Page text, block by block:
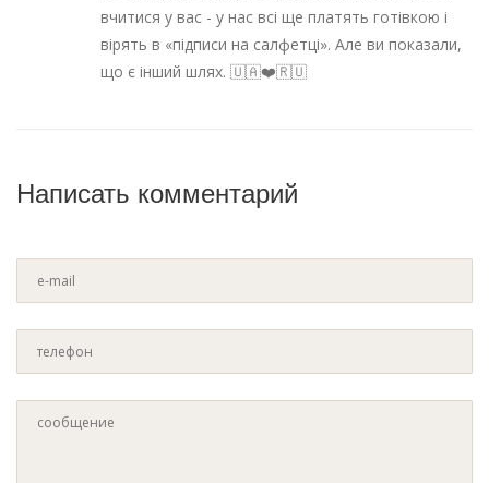
вчитися у вас - у нас всі ще платять готівкою і
вірять в «підписи на салфетці». Але ви показали,
що є інший шлях. 🇺🇦❤️🇷🇺
Написать комментарий